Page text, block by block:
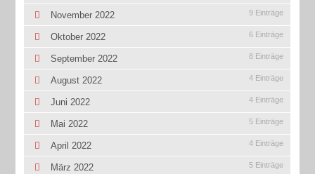
November 2022 9 Einträge
Oktober 2022 6 Einträge
September 2022 8 Einträge
August 2022 4 Einträge
Juni 2022 4 Einträge
Mai 2022 5 Einträge
April 2022 4 Einträge
März 2022 5 Einträge